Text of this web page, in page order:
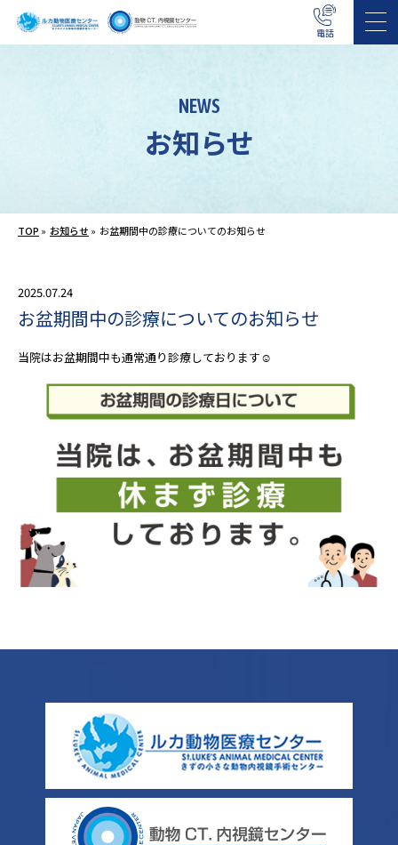
電話
NEWS
お知らせ
TOP » お知らせ » お盆期間中の診療についてのお知らせ
2025.07.24
お盆期間中の診療についてのお知らせ
当院はお盆期間中も通常通り診療しております☺